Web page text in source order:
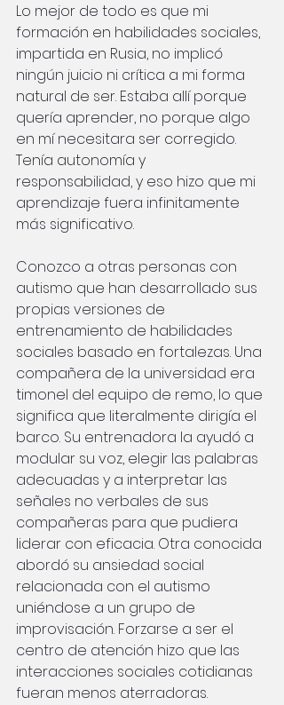
Lo mejor de todo es que mi
formación en habilidades sociales,
impartida en Rusia, no implicó
ningún juicio ni crítica a mi forma
natural de ser. Estaba allí porque
quería aprender, no porque algo
en mí necesitara ser corregido.
Tenía autonomía y
responsabilidad, y eso hizo que mi
aprendizaje fuera infinitamente
más significativo.
Conozco a otras personas con
autismo que han desarrollado sus
propias versiones de
entrenamiento de habilidades
sociales basado en fortalezas. Una
compañera de la universidad era
timonel del equipo de remo, lo que
significa que literalmente dirigía el
barco. Su entrenadora la ayudó a
modular su voz, elegir las palabras
adecuadas y a interpretar las
señales no verbales de sus
compañeras para que pudiera
liderar con eficacia. Otra conocida
abordó su ansiedad social
relacionada con el autismo
uniéndose a un grupo de
improvisación. Forzarse a ser el
centro de atención hizo que las
interacciones sociales cotidianas
fueran menos aterradoras.